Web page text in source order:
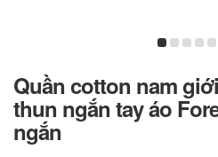
Quần cotton nam
thun ngắn tay áo
ngắn